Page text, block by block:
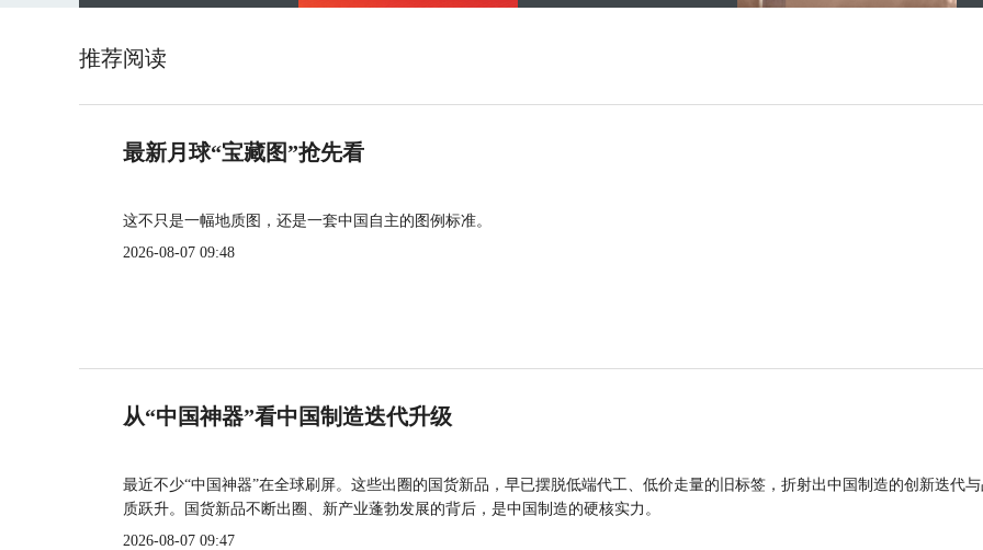
推荐阅读
最新月球“宝藏图”抢先看
这不只是一幅地质图，还是一套中国自主的图例标准。
2026-08-07 09:48
从“中国神器”看中国制造迭代升级
最近不少“中国神器”在全球刷屏。这些出圈的国货新品，早已摆脱低端代工、低价走量的旧标签，折射出中国制造的创新迭代
质跃升。国货新品不断出圈、新产业蓬勃发展的背后，是中国制造的硬核实力。
2026-08-07 09:47